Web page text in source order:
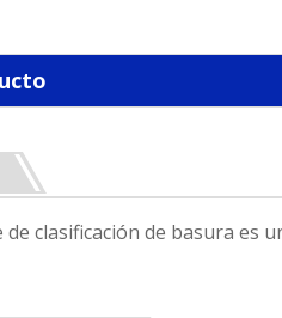
clasificación de basura es